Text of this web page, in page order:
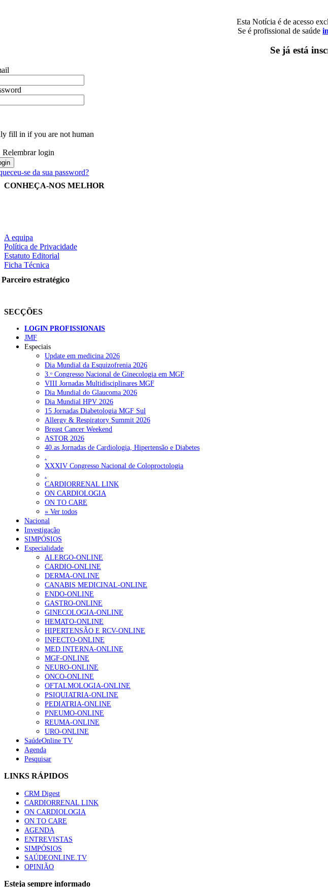
Esta Notícia é de acesso
Se é profissional de saúde
Se já está
fill in if you are not human
Relembrar login
se da sua password?
CONHEÇA-NOS MELHOR
A equipa
Política de Privacidade
Estatuto Editorial
Ficha Técnica
Parceiro estratégico
SECÇÕES
LOGIN PROFISSIONAIS
JMF
Especiais
Update em medicina 2026
Dia Mundial da Esquizofrenia 2026
3.ᵒ Congresso Nacional de Ginecologia em MGF
VIII Jornadas Multidisciplinares MGF
Dia Mundial do Glaucoma 2026
Dia Mundial HPV 2026
15 Jornadas Diabetologia MGF Sul
Allergy & Respiratory Summit 2026
Breast Cancer Weekend
ASTOR 2026
40.as Jornadas de Cardiologia, Hipertensão e Diabetes
.
XXXIV Congresso Nacional de Coloproctologia
.
CARDIORRENAL LINK
ON CARDIOLOGIA
ON TO CARE
» Ver todos
Nacional
Investigação
SIMPÓSIOS
Especialidade
ALERGO-ONLINE
CARDIO-ONLINE
DERMA-ONLINE
CANABIS MEDICINAL-ONLINE
ENDO-ONLINE
GASTRO-ONLINE
GINECOLOGIA-ONLINE
HEMATO-ONLINE
HIPERTENSÃO E RCV-ONLINE
INFECTO-ONLINE
MED.INTERNA-ONLINE
MGF-ONLINE
NEURO-ONLINE
ONCO-ONLINE
OFTALMOLOGIA-ONLINE
PSIQUIATRIA-ONLINE
PEDIATRIA-ONLINE
PNEUMO-ONLINE
REUMA-ONLINE
URO-ONLINE
SaúdeOnline TV
Agenda
Pesquisar
LINKS RÁPIDOS
CRM Digest
CARDIORRENAL LINK
ON CARDIOLOGIA
ON TO CARE
AGENDA
ENTREVISTAS
SIMPÓSIOS
SAÚDEONLINE.TV
OPINIÃO
Esteja sempre informado